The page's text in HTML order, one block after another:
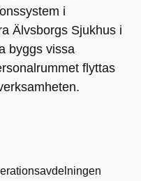
i
Älvsborgs Sjukhus i
byggs vissa
flyttas